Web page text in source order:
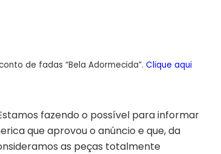
de fadas “Bela Adormecida”. Clique aqui
fazendo o possível para informar
que aprovou o anúncio e que, da
as peças totalmente